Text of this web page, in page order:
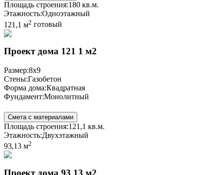
Площадь строения:180 кв.м.
Этажность:Одноэтажный
121,1 м2 готовый
Проект дома 121 1 м2
Размер:8x9
Стены:Газобетон
Форма дома:Квадратная
Фундамент:Монолитный
Смета с материалами
Площадь строения:121,1 кв.м.
Этажность:Двухэтажный
93,13 м2
Проект дома 93 13 м2